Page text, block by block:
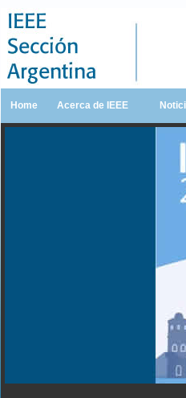
Home Acerca de IEEE